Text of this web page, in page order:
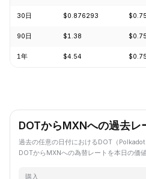
30日 $0.876293
90日 $1.38
1年 $4.54
DOTからMXNへの過去レ
過去の任意の日付におけるDOT（
DOTからMXNへの為替レートを本日の価
購入